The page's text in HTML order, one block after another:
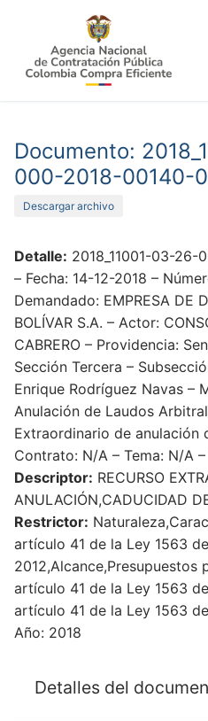
contenido
Documento:
000-2018-00140-
Descargar archivo
Detalle: 2018_11001-03-26-
– Fecha: 14-12-2018 –
Demandado: EMPRESA DE
BOLÍVAR S.A. – Actor:
CABRERO – Providencia:
Sección Tercera –
Enrique Rodríguez Navas –
Anulación de Laudos
Extraordinario de anulación
Contrato: N/A – Tema: N/A
Descriptor: RECURSO
ANULACIÓN,CADUCIDAD
Restrictor:
artículo 41 de la Ley 1563 de
2012,Alcance,Presupuestos
artículo 41 de la Ley 1563
artículo 41 de la Ley 1563
Año: 2018
Detalles del